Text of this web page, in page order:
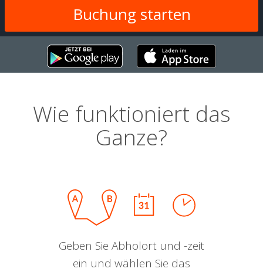
Wie funktioniert das
Ganze?
Geben Sie Abholort und -zeit
ein und wählen Sie das